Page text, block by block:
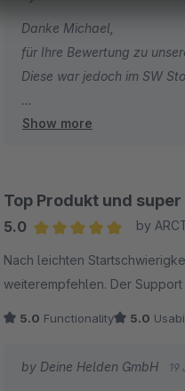
Danke Michael,
für Ihre Bewertung zu
Diese war jedoch im SW
Ab sofort steht die neue
Dann können wir sicher
Viel Erfolg+
Gruß
Show more
Top Produkt und
5.0
by
Nach leichten
weiterempfehlen. Der
5.0 Functionality 5.0
by Deine Helden GmbH 19